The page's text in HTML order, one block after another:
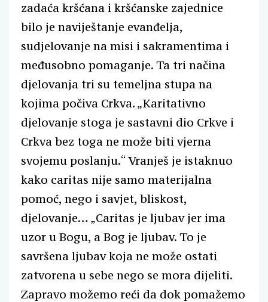
zadaća kršćana i kršćanske zajednice
bilo je naviještanje evanđelja,
sudjelovanje na misi i sakramentima i
međusobno pomaganje. Ta tri načina
djelovanja tri su temeljna stupa na
kojima počiva Crkva. „Karitativno
djelovanje stoga je sastavni dio Crkve i
Crkva bez toga ne može biti vjerna
svojemu poslanju.“ Vranješ je istaknuo
kako caritas nije samo materijalna
pomoć, nego i savjet, bliskost,
djelovanje… „Caritas je ljubav jer ima
uzor u Bogu, a Bog je ljubav. To je
savršena ljubav koja ne može ostati
zatvorena u sebe nego se mora dijeliti.
Zapravo možemo reći da dok pomažemo